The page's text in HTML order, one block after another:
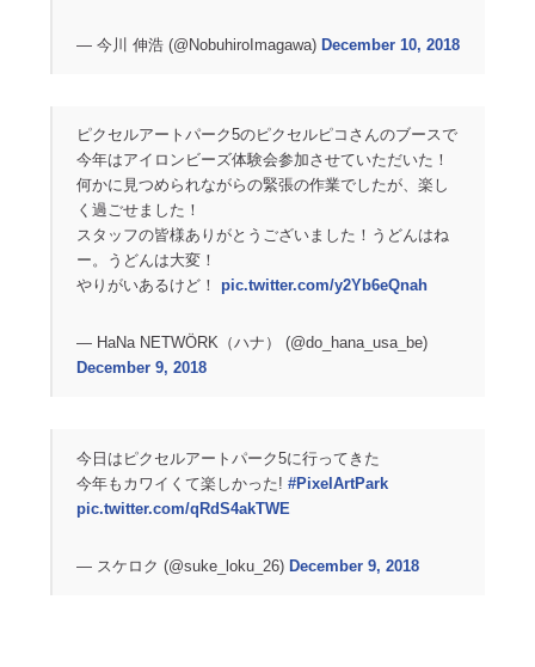
— 今川 伸浩 (@NobuhiroImagawa) December 10, 2018
ピクセルアートパーク5のピクセルピコさんのブースで
今年はアイロンビーズ体験会参加させていただいた！
何かに見つめられながらの緊張の作業でしたが、楽し
く過ごせました！
スタッフの皆様ありがとうございました！うどんはね
ー。うどんは大変！
やりがいあるけど！ pic.twitter.com/y2Yb6eQnah
— HaNa NETWÖRK（ハナ） (@do_hana_usa_be)
December 9, 2018
今日はピクセルアートパーク5に行ってきた
今年もカワイくて楽しかった! #PixelArtPark
pic.twitter.com/qRdS4akTWE
— スケロク (@suke_loku_26) December 9, 2018